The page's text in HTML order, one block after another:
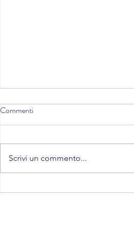
🌍 Da Finale Emilia al Board della
Commenti
Scrivi un commento...